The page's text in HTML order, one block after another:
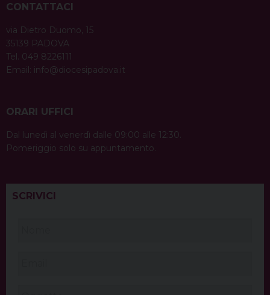
CONTATTACI
via Dietro Duomo, 15
35139 PADOVA
Tel. 049 8226111
Email: info@diocesipadova.it
ORARI UFFICI
Dal lunedì al venerdì dalle 09:00 alle 12:30.
Pomeriggio solo su appuntamento.
SCRIVICI